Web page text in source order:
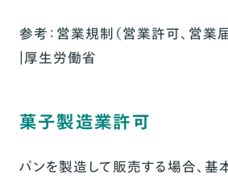
参考： 営業規制（営業許可、営業
｜厚生労働省
菓子製造業許可
パンを製造して販売する場合、基